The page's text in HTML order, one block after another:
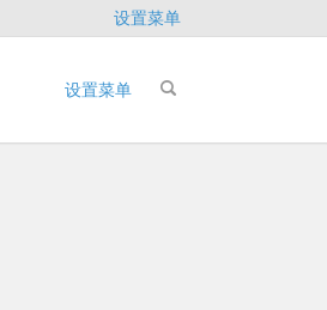
设置菜单
设置菜单